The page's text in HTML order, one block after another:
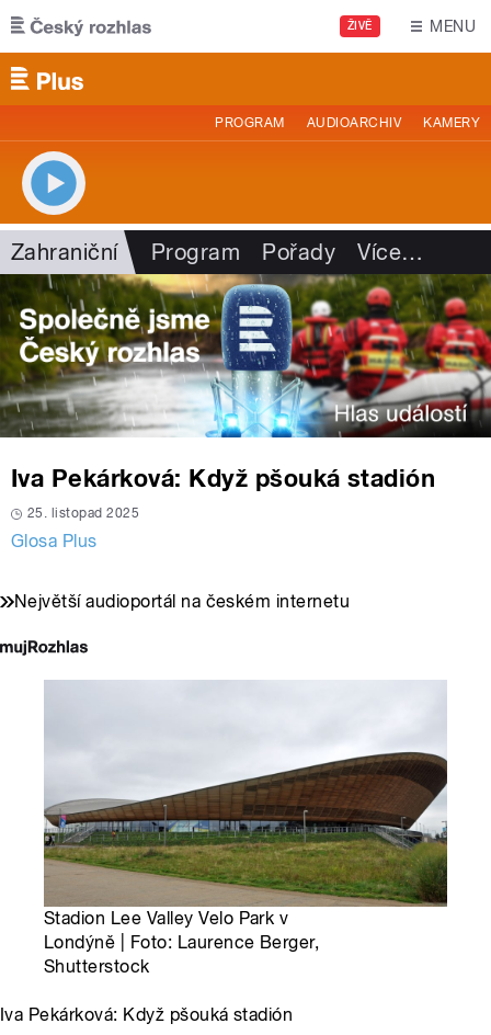
Přejít k hlavnímu obsahu
ŽIVĚ MENU
PROGRAM AUDIOARCHIV KAMERY
Zahraniční Program Pořady Více…
Iva Pekárková: Když pšouká stadión
25. listopad 2025
Glosa Plus
Největší audioportál na českém internetu
Stadion Lee Valley Velo Park v
Londýně | Foto: Laurence Berger,
Shutterstock
Iva Pekárková: Když pšouká stadión